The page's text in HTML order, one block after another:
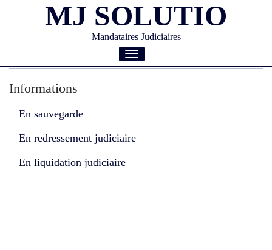
MJ SOLUTIO
Mandataires Judiciaires
Toggle
Informations
En sauvegarde
En redressement judiciaire
En liquidation judiciaire